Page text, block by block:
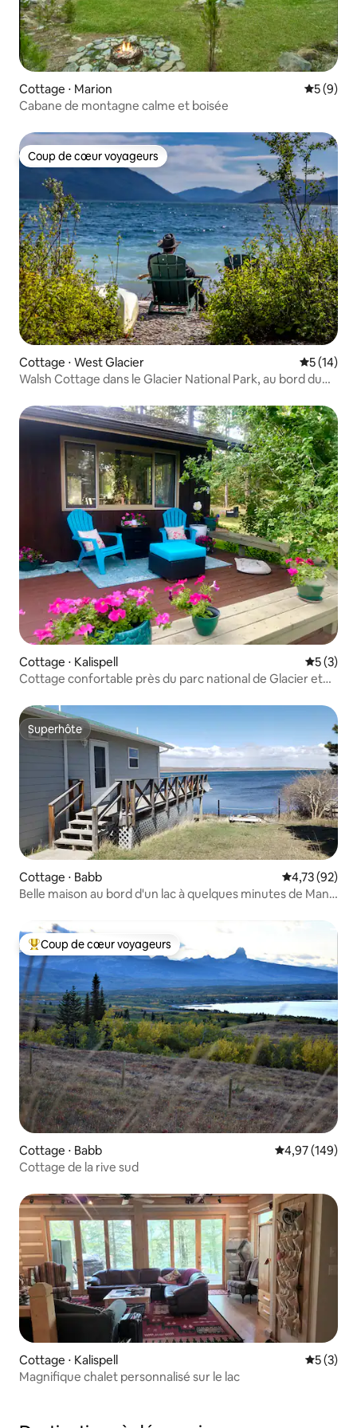
Cottage ⋅ Marion
5 (9)
Cabane de montagne calme et boisée
Coup de cœur voyageurs
Coup de cœur voyageurs
Cottage ⋅ West Glacier
5 (14)
Walsh Cottage dans le Glacier National Park, au bord du
Cottage ⋅ Kalispell
5 (3)
Cottage confortable près du parc national de Glacier et
Superhôte
Superhôte
Cottage ⋅ Babb Évaluation
4,73 (92)
Belle maison au bord d'un lac à quelques minutes de Many
Coups de cœur voyageurs les plus appréciés
Coup de cœur voyageurs
Cottage ⋅ Babb Évaluation
4,97 (149)
Cottage de la rive sud
Cottage ⋅ Kalispell
5 (3)
Magnifique chalet personnalisé sur le lac